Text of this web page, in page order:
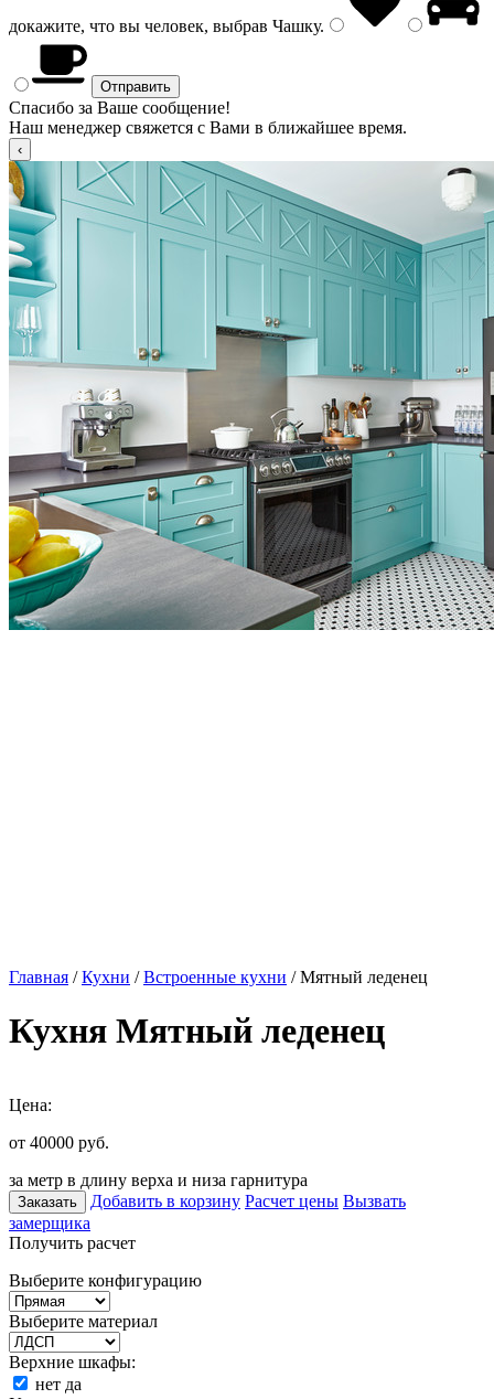
докажите, что вы человек, выбрав Чашку.
Спасибо за Ваше сообщение!
Наш менеджер свяжется с Вами в ближайшее время.
Главная /Кухни /Встроенные кухни / Мятный леденец
Кухня Мятный леденец
Цена:
от 40000 руб.
за метр в длину верха и низа гарнитура
Заказать Добавить в корзину Расчет цены Вызвать
замерщика
Получить расчет
Выберите конфигурацию
Выберите материал
Верхние шкафы:
нет да